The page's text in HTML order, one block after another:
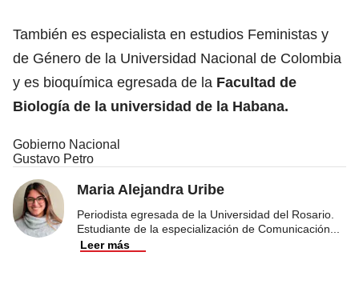
También es especialista en estudios Feministas y
de Género de la Universidad Nacional de Colombia
y es bioquímica egresada de la Facultad de
Biología de la universidad de la Habana.
Gobierno Nacional
Gustavo Petro
Maria Alejandra Uribe
Periodista egresada de la Universidad del Rosario.
Estudiante de la especialización de Comunicación
Leer más